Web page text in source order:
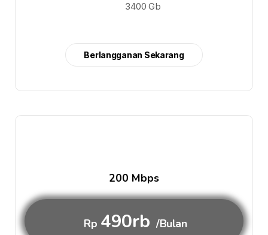
3400 Gb
Berlangganan Sekarang
200 Mbps
Rp 490rb /Bulan